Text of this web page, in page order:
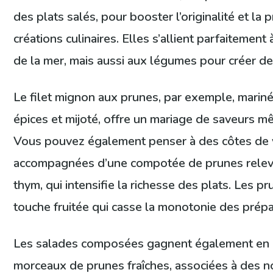
des plats salés, pour booster l’originalité et la
créations culinaires. Elles s’allient
de la mer, mais aussi aux légumes pour créer
Le filet mignon aux prunes, par exemple,
épices et mijoté, offre un mariage de saveurs
Vous pouvez également penser à des côtes de
accompagnées d’une compotée de prunes
thym, qui intensifie la richesse des plats. Les
touche fruitée qui casse la monotonie des
Les salades composées gagnent également
morceaux de prunes fraîches, associées à des